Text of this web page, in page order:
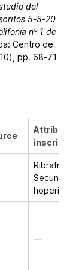
del
5-5-20
nº 1 de
Centro de
pp. 68-71
Attribution
Ribrafrecha
Secunda
hoperis (f.
—